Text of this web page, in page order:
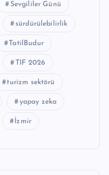
Sevgililer Günü
sürdürülebilirlik
TatilBudur
TIF 2026
turizm sektörü
yapay zeka
İzmir